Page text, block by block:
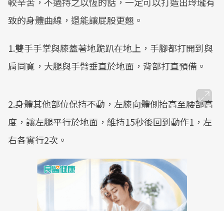
致的身體曲線，還能讓屁股更翹。
1.雙手手掌與膝蓋著地跪趴在地上，手腳都打開到與
肩同寬，大腿與手臂垂直於地面，背部打直預備。
2.身體其他部位保持不動，左膝向體側抬高至腰部高
度，讓左腿平行於地面，維持15秒後回到動作1，左
右各實行2次。